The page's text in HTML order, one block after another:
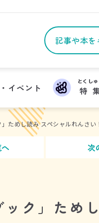
イベント 特
とくし
ためし読み スペシャルれんさい
次
ック」た